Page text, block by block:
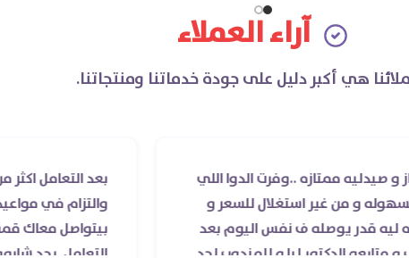
آراء العملاء
هي أكبر دليل على جودة خدماتنا ومنتجاتنا.
..وفرت الدوا اللي
غير استغلال للسعر و
يوصله ف نفس اليوم بعد
ليا و للمندوب لحد
بعد التعامل اكثر من مرة
والتزام في مواعيد الشحن
بيتواصل معاك قمة الذوق
التعامل. بجد شابووو 👏‏